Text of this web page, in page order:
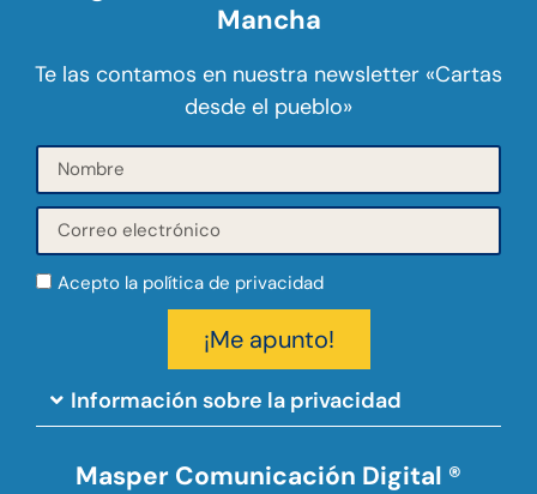
Masper Comunicación Digital ®
Mancha
Te las contamos en nuestra newsletter «Cartas
desde el pueblo»
Acepto la política de privacidad
¡Me apunto!
Información sobre la privacidad